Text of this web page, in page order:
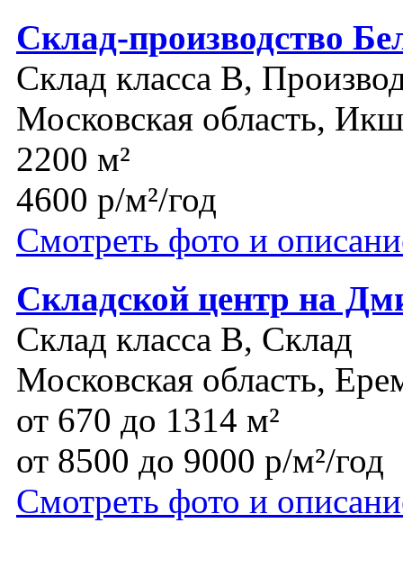
Склад-производство
Склад класса B,
Московская область,
2200 м²
4600 р/м²/год
Смотреть фото и
Складской центр на
Склад класса B, Склад
Московская область,
от 670 до 1314 м²
от 8500 до 9000 р/м²/год
Смотреть фото и